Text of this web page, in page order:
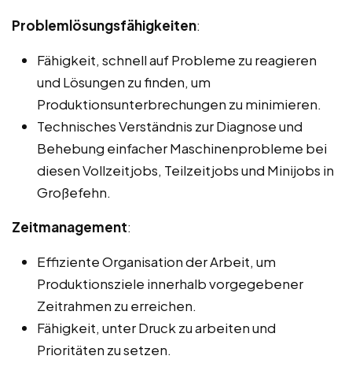
Problemlösungsfähigkeiten:
Fähigkeit, schnell auf Probleme zu reagieren
und Lösungen zu finden, um
Produktionsunterbrechungen zu minimieren.
Technisches Verständnis zur Diagnose und
Behebung einfacher Maschinenprobleme bei
diesen Vollzeitjobs, Teilzeitjobs und Minijobs in
Großefehn.
Zeitmanagement:
Effiziente Organisation der Arbeit, um
Produktionsziele innerhalb vorgegebener
Zeitrahmen zu erreichen.
Fähigkeit, unter Druck zu arbeiten und
Prioritäten zu setzen.